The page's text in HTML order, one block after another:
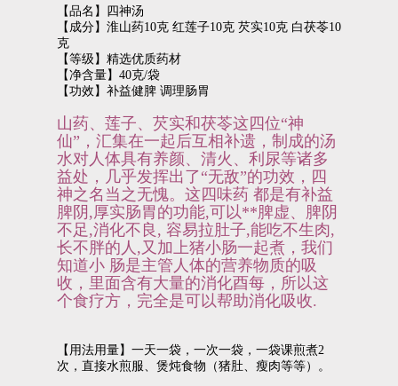
【品名】四神汤
【成分】淮山药10克 红莲子10克 芡实10克 白茯苓10
克
【等级】精选优质药材
【净含量】40克/袋
【功效】补益健脾 调理肠胃
山药、莲子、芡实和茯苓这四位“神
仙”，汇集在一起后互相补遗，制成的汤
水对人体具有养颜、清火、利尿等诸多
益处，几乎发挥出了“无敌”的功效，四
神之名当之无愧。这四味药 都是有补益
脾阴,厚实肠胃的功能,可以**脾虚、脾阴
不足,消化不良, 容易拉肚子,能吃不生肉,
长不胖的人,又加上猪小肠一起煮，我们
知道小 肠是主管人体的营养物质的吸
收，里面含有大量的消化酉每，所以这
个食疗方，完全是可以帮助消化吸收.
【用法用量】一天一袋，一次一袋，一袋课煎煮2
次，直接水煎服、煲炖食物（猪肚、瘦肉等等）。